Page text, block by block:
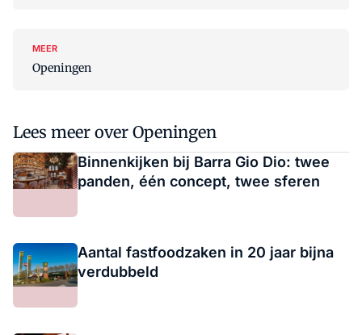
MEER
Openingen
Lees meer over Openingen
Binnenkijken bij Barra Gio Dio: twee
panden, één concept, twee sferen
Aantal fastfoodzaken in 20 jaar bijna
verdubbeld